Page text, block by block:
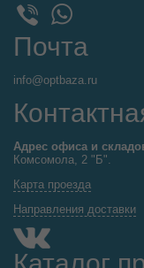
WhatsApp
Почта
info@optbaza.ru
Адрес офиса и
Комсомола, 2 "Б".
Карта проезда
Направления доставки